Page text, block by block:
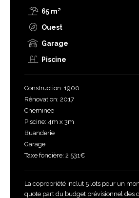
65 m²
Ouest
Garage
Piscine
Construction: 1900
Rénovation: 2017
Cheminée
Piscine: 4m x 3m
Buanderie
Garage
Taxe foncière: 2 531€
La copropriété inclut 5 lots pour un
quote part du budget prévisionnel des